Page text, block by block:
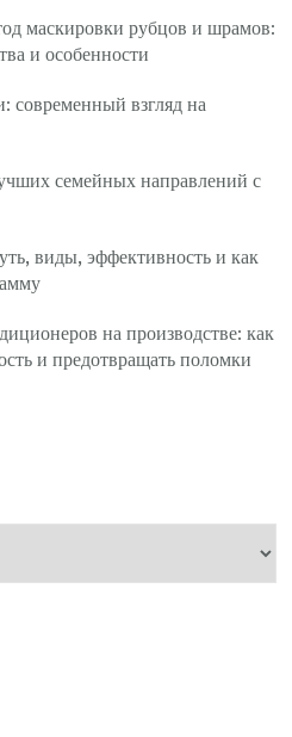
маскировки рубцов и шрамов:
и особенности
современный взгляд на
семейных направлений с
виды, эффективность и как
на производстве: как
и предотвращать поломки